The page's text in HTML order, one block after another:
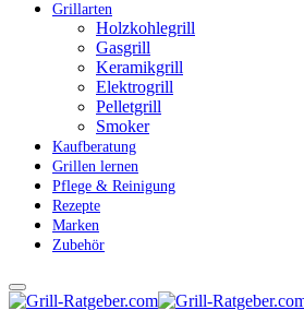
Grillarten
Holzkohlegrill
Gasgrill
Keramikgrill
Elektrogrill
Pelletgrill
Smoker
Kaufberatung
Grillen lernen
Pflege & Reinigung
Rezepte
Marken
Zubehör